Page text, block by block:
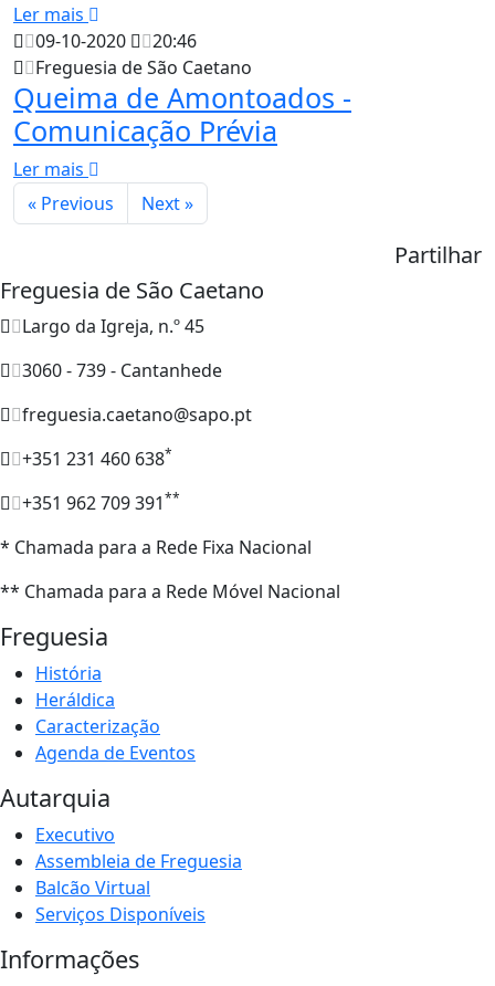
Ler mais
09-10-2020
20:46
Freguesia de São Caetano
Queima de Amontoados -
Comunicação Prévia
Ler mais
« Previous
Next »
Partilhar
Freguesia de São Caetano
Largo da Igreja, n.º 45
3060 - 739 - Cantanhede
freguesia.caetano@sapo.pt
+351 231 460 638*
+351 962 709 391**
* Chamada para a Rede Fixa Nacional
** Chamada para a Rede Móvel Nacional
Freguesia
História
Heráldica
Caracterização
Agenda de Eventos
Autarquia
Executivo
Assembleia de Freguesia
Balcão Virtual
Serviços Disponíveis
Informações